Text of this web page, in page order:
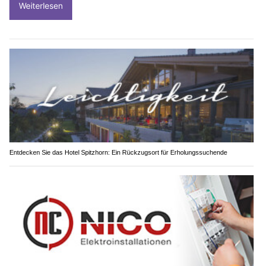
Weiterlesen
Entdecken Sie das Hotel Spitzhorn: Ein Rückzugsort für Erholungssuchende